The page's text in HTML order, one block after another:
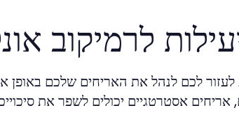
לרמיקוב
לעזור לכם לנהל את האריחים שלכם באופן